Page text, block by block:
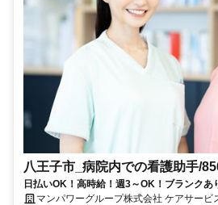
八王子市_病院内での看護助手/
日払いOK！高時給！週3～OK！ブランクあ
ミドル世代も多数活躍中♪
マンパワーグループ株式会社 ケアサービ